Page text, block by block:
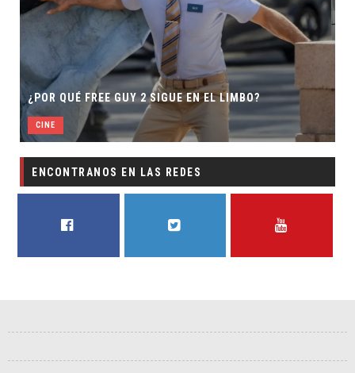
¿POR QUÉ FREE GUY 2 SIGUE EN EL LIMBO?
CINE
ENCONTRANOS EN LAS REDES